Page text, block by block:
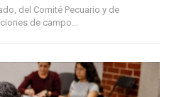
del Comité Pecuario y de
de campo...